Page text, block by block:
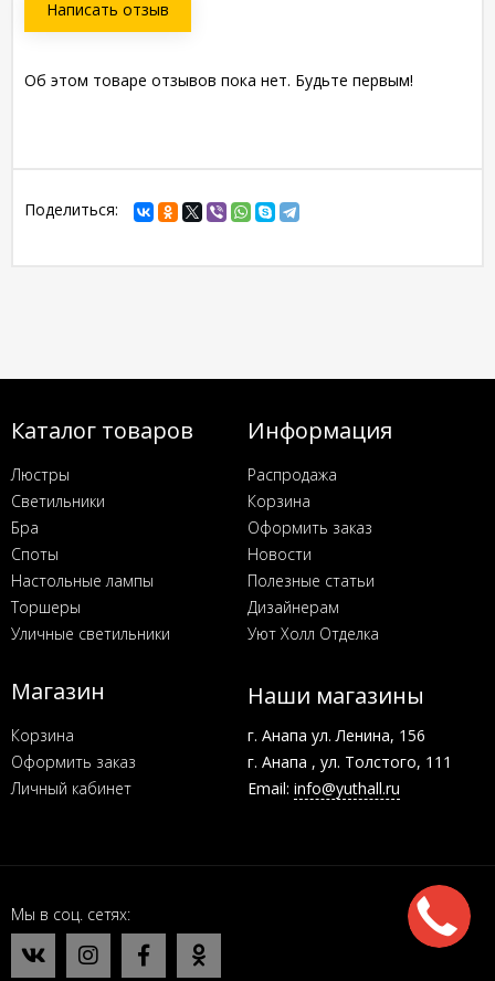
Написать отзыв
Об этом товаре отзывов пока нет. Будьте первым!
Поделиться:
Каталог товаров
Люстры
Светильники
Бра
Споты
Настольные лампы
Торшеры
Уличные светильники
Информация
Распродажа
Корзина
Оформить заказ
Новости
Полезные статьи
Дизайнерам
Уют Холл Отделка
Магазин
Корзина
Оформить заказ
Личный кабинет
Наши магазины
г. Анапа ул. Ленина, 156
г. Анапа , ул. Толстого, 111
Email: info@yuthall.ru
Мы в соц. сетях